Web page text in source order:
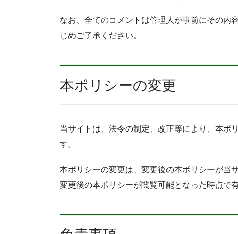
なお、全てのコメントは管理人が事前にその内
じめご了承ください。
本ポリシーの変更
当サイトは、法令の制定、改正等により、本ポ
す。
本ポリシーの変更は、変更後の本ポリシーが当
変更後の本ポリシーが閲覧可能となった時点で